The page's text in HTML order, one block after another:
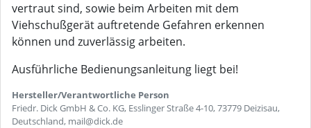
vertraut sind, sowie beim Arbeiten mit dem
Viehschußgerät auftretende Gefahren erkennen
können und zuverlässig arbeiten.
Ausführliche Bedienungsanleitung liegt bei!
Hersteller/Verantwortliche Person
Friedr. Dick GmbH & Co. KG, Esslinger Straße 4-10, 73779 Deizisau,
Deutschland, mail@dick.de